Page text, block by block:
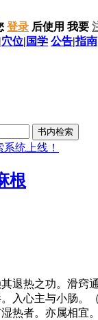
登录 后使用 我要
|穴位| 国学 公告|指南
统上线！
根
退热之功。滑窍
入心主与小肠。
热者。亦属相宜